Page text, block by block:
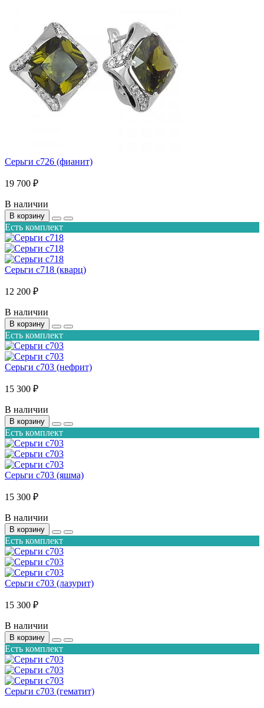
Серьги с726 (фианит)
19 700 ₽
В наличии
В корзину
Есть комплект
Серьги с718 (кварц)
12 200 ₽
В наличии
В корзину
Есть комплект
Серьги с703 (нефрит)
15 300 ₽
В наличии
В корзину
Есть комплект
Серьги с703 (яшма)
15 300 ₽
В наличии
В корзину
Есть комплект
Серьги с703 (лазурит)
15 300 ₽
В наличии
В корзину
Есть комплект
Серьги с703 (гематит)